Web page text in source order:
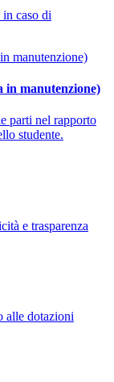
caso di
in manutenzione)
parti nel rapporto
studente.
e trasparenza
alle dotazioni